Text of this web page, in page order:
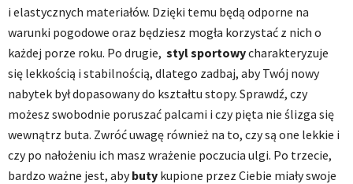
i elastycznych materiałów. Dzięki temu będą odporne na
warunki pogodowe oraz będziesz mogła korzystać z nich o
każdej porze roku. Po drugie, styl sportowycharakteryzuje
się lekkością i stabilnością, dlatego zadbaj, aby Twój nowy
nabytek był dopasowany do kształtu stopy. Sprawdź, czy
możesz swobodnie poruszać palcami i czy pięta nie ślizga się
wewnątrz buta. Zwróć uwagę również na to, czy są one lekkie i
czy po nałożeniu ich masz wrażenie poczucia ulgi. Po trzecie,
bardzo ważne jest, abybuty kupione przez Ciebie miały swoje